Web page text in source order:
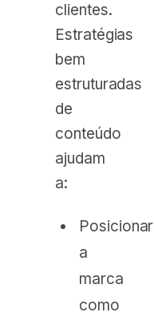
clientes.
Estratégias
bem
estruturadas
de
conteúdo
ajudam
a:
Posicionar
a
marca
como